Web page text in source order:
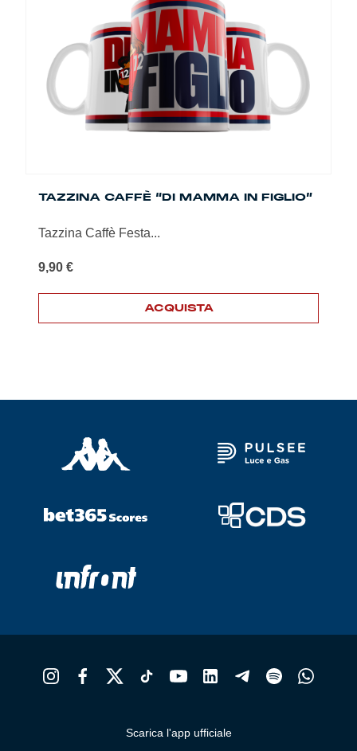
TAZZINA CAFFÈ “DI MAMMA IN FIGLIO”
Tazzina Caffè Festa...
9,90 €
ACQUISTA
Scarica l'app ufficiale